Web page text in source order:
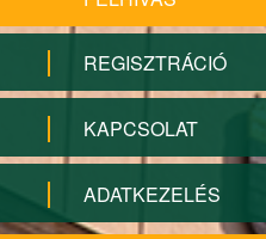
REGISZTRÁCIÓ
KAPCSOLAT
ADATKEZELÉS